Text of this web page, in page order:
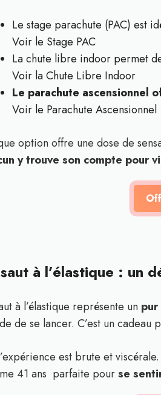
Le stage parachute (PAC) est
Voir le Stage PAC
La chute libre indoor permet
Voir la Chute Libre Indoor
Le parachute ascensionnel
Voir le Parachute Ascensionnel
option offre une dose de
y trouve son compte pour
à l’élastique : un
à l’élastique représente un
de se lancer. C’est un cadeau
est brute et
41 ans parfaite pourse